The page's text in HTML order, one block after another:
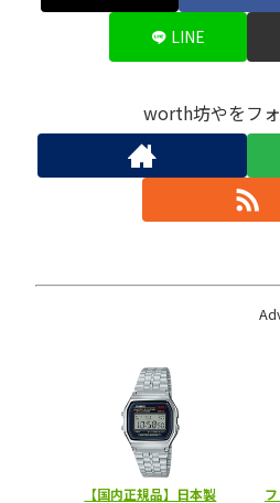
LINE
worth坊やをフ